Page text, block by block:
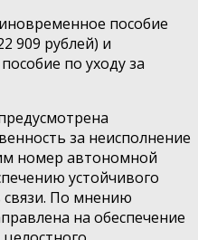
пособие
909 рублей) и
по уходу за
за неисполнение
номер автономной
устойчивого
связи. По мнению
на обеспечение